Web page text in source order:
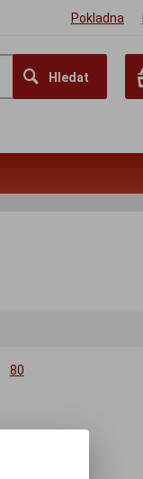
Pokladna
Hledat
80